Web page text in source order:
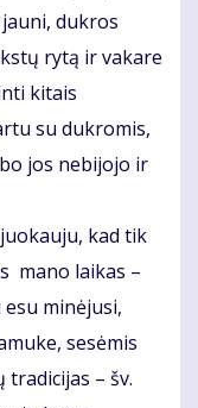
dukros
rytą ir vakare
kitais
su dukromis,
jos nebijojo ir
kad tik
mano laikas –
minėjusi,
sesėmis
– šv.